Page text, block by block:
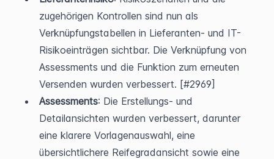
zugehörigen Kontrollen sind nun als
Verknüpfungstabellen in Lieferanten- und IT-
Risikoeinträgen sichtbar. Die Verknüpfung von
Assessments und die Funktion zum erneuten
Versenden wurden verbessert. [#2969]
Assessments: Die Erstellungs- und
Detailansichten wurden verbessert, darunter
eine klarere Vorlagenauswahl, eine
übersichtlichere Reifegradansicht sowie eine